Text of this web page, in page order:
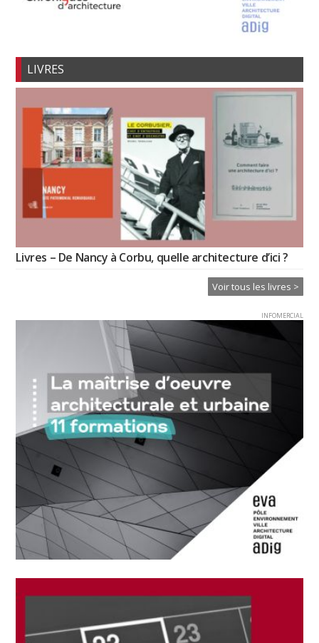
LIVRES
Livres – De Nancy à Corbu, quelle architecture d’ici ?
Voir tous les livres >
INFOMERCIAL